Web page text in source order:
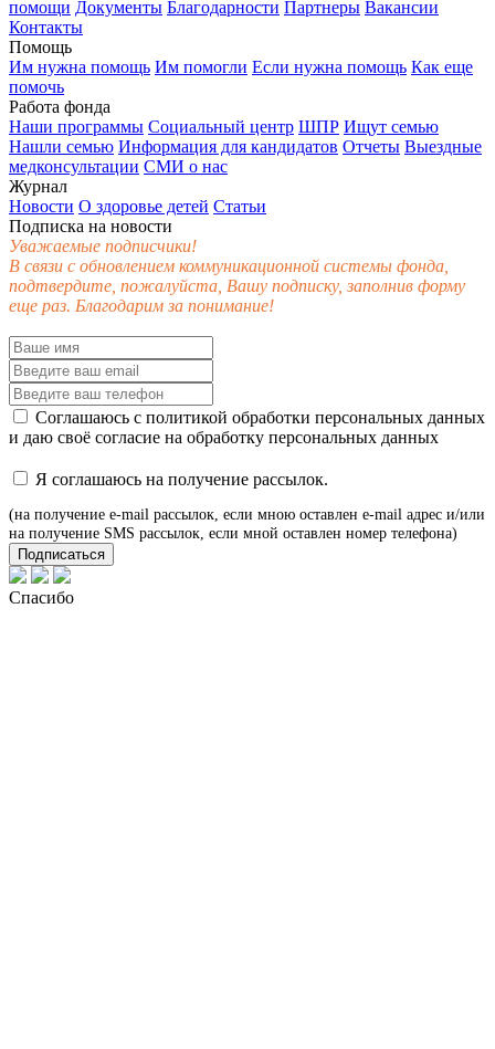
помощи Документы Благодарности Партнеры Вакансии
Контакты
Помощь
Им нужна помощь Им помогли Если нужна помощь Как еще
помочь
Работа фонда
Наши программы Социальный центр ШПР Ищут семью
Нашли семью Информация для кандидатов Отчеты Выездные
медконсультации СМИ о нас
Журнал
Новости О здоровье детей Статьи
Подписка на новости
Уважаемые подписчики!
В связи с обновлением коммуникационной системы фонда,
подтвердите, пожалуйста, Вашу подписку, заполнив форму
еще раз. Благодарим за понимание!
Соглашаюсь с политикой обработки персональных данных
и даю своё согласие на обработку персональных данных
Я соглашаюсь на получение рассылок.
(на получение e-mail рассылок, если мною оставлен e-mail адрес и/или
на получение SMS рассылок, если мной оставлен номер телефона)
Подписаться
Спасибо